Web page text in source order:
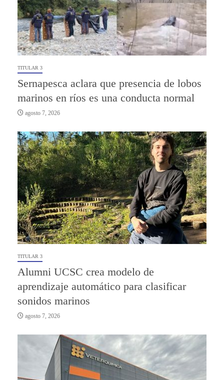
TITULAR 3
Sernapesca aclara que presencia de lobos
marinos en ríos es una conducta normal
agosto 7, 2026
TITULAR 3
Alumni UCSC crea modelo de
aprendizaje automático para clasificar
sonidos marinos
agosto 7, 2026